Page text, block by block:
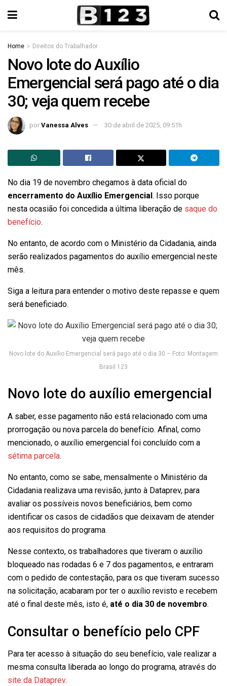
Home Direitos do Trabalhador
Novo lote do Auxílio
Emergencial será pago até o dia
30; veja quem recebe
por Vanessa Alves 30 de abril de 2025, 09:51h
No dia 19 de novembro chegamos à data oficial do
encerramento do Auxílio Emergencial. Isso porque
nesta ocasião foi concedida a última liberação de saque do
benefício.
No entanto, de acordo com o Ministério da Cidadania, ainda
serão realizados pagamentos do auxílio emergencial neste
mês.
Siga a leitura para entender o motivo deste repasse e quem
será beneficiado.
Novo lote do Auxílio Emergencial será pago até o dia 30 – Foto: Montagem
Brasil 123
Novo lote do auxílio emergencial
A saber, esse pagamento não está relacionado com uma
prorrogação ou nova parcela do benefício. Afinal, como
mencionado, o auxílio emergencial foi concluído com a
sétima parcela.
No entanto, como se sabe, mensalmente o Ministério da
Cidadania realizava uma revisão, junto à Dataprev, para
avaliar os possíveis novos beneficiários, bem como
identificar os casos de cidadãos que deixavam de atender
aos requisitos do programa.
Nesse contexto, os trabalhadores que tiveram o auxílio
bloqueado nas rodadas 6 e 7 dos pagamentos, e entraram
com o pedido de contestação, para os que tiveram sucesso
na solicitação, acabaram por ter o auxílio revisto e recebem
até o final deste mês, isto é, até o dia 30 de novembro.
Consultar o benefício pelo CPF
Para ter acesso à situação do seu benefício, vale realizar a
mesma consulta liberada ao longo do programa, através do
site da Dataprev.